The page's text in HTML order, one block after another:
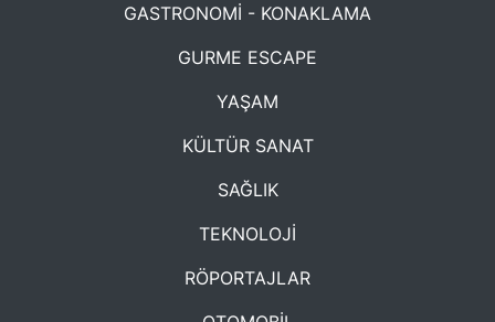
GASTRONOMİ - KONAKLAMA
GURME ESCAPE
YAŞAM
KÜLTÜR SANAT
SAĞLIK
TEKNOLOJİ
RÖPORTAJLAR